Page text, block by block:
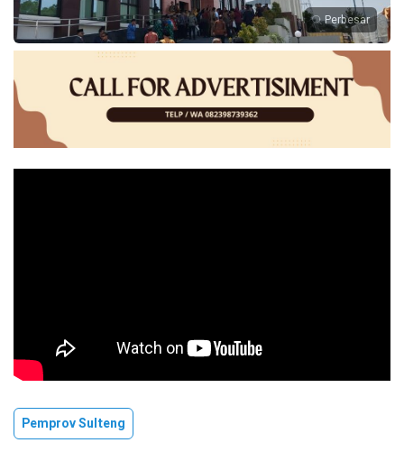
Perbesar
Pemprov Sulteng